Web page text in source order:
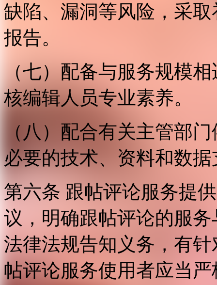
缺陷、漏洞等风险，采
报告。
（七）配备与服务规模
核编辑人员专业素养。
（八）配合有关主管部
必要的技术、资料和数
第六条 跟帖评论服务提
议，明确跟帖评论的服
法律法规告知义务，有
帖评论服务使用者应当